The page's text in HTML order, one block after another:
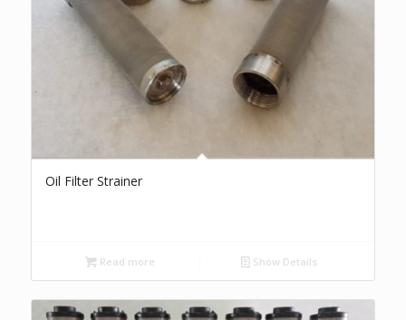
Oil Filter Strainer
Read more Show Details